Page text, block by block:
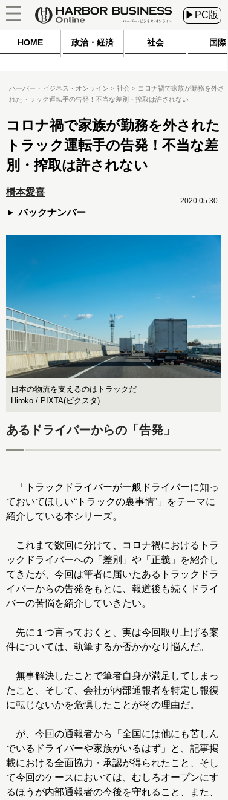
▶PC版
HOME 政治・経済 社会 国際
ハーバー・ビジネス・オンライン 社会
コロナ禍で家族が勤務を外さ
れたトラック運転手の告発！不当な差別・搾取は許されない
コロナ禍で家族が勤務を外された
トラック運転手の告発！不当な差
別・搾取は許されない
橋本愛喜
バックナンバー
2020.05.30
日本の物流を支えるのはトラックだ
Hiroko / PIXTA(ピクスタ)
あるドライバーからの「告発」
「トラックドライバーが一般ドライバーに知っ
ておいてほしい“トラックの裏事情”」をテーマに
紹介している本シリーズ。
これまで数回に分けて、コロナ禍におけるトラ
ックドライバーへの「差別」や「正義」を紹介し
てきたが、今回は筆者に届いたあるトラックドラ
イバーからの告発をもとに、報道後も続くドライ
バーの苦悩を紹介していきたい。
先に１つ言っておくと、実は今回取り上げる案
件については、執筆するか否かかなり悩んだ。
無事解決したことで筆者自身が満足してしまっ
たこと、そして、会社が内部通報者を特定し報復
に転じないかを危惧したことがその理由だ。
が、今回の通報者から「全国には他にも苦しん
でいるドライバーや家族がいるはず」と、記事掲
載における全面協力・承認が得られたこと、そし
て今回のケースにおいては、むしろオープンにす
るほうが内部通報者の今後を守れること、また、